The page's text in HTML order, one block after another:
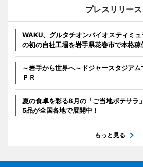
プレスリリース
WAKU、グルタチオンバイオスティミュ
の初の自社工場を岩手県花巻市で本格稼
～岩手から世界へ～ドジャースタジア
ＰＲ
夏の食卓を彩る8月の「ご当地ポテサ
5品が全国各地で展開中！
もっと見る